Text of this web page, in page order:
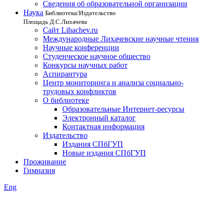
Сведения об образовательной организации
Наука Библиотека/Издательство
Площадь Д.С.Лихачева
Сайт Lihachev.ru
Международные Лихачевские научные чтения
Научные конференции
Студенческое научное общество
Конкурсы научных работ
Аспирантура
Центр мониторинга и анализа социально-
трудовых конфликтов
О библиотеке
Образовательные Интернет-ресурсы
Электронный каталог
Контактная информация
Издательство
Издания СПбГУП
Новые издания СПбГУП
Проживание
Гимназия
Eng